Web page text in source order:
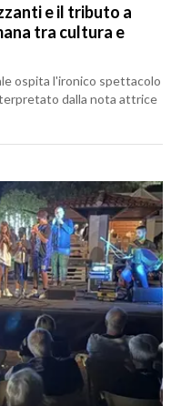
e il tributo a
tra cultura e
ospita l'ironico spettacolo
dalla nota attrice